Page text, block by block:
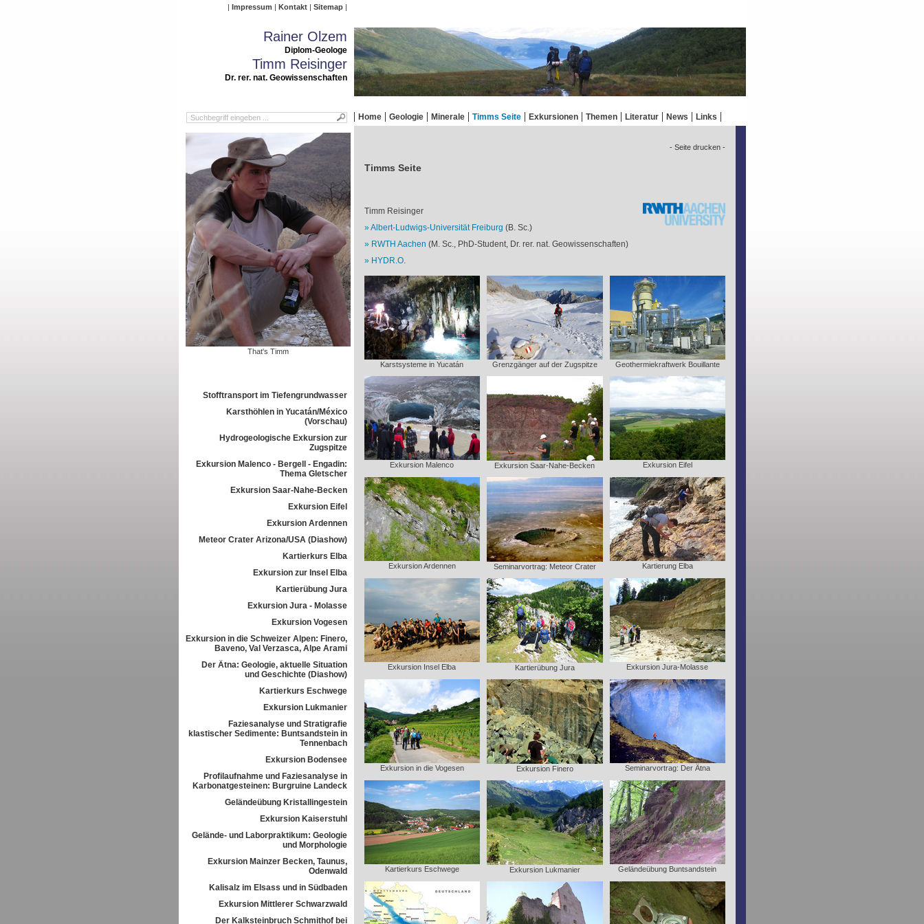
Impressum Kontakt Sitemap
Rainer Olzem
Diplom-Geologe
Timm Reisinger
Dr. rer. nat. Geowissenschaften
Home Geologie Minerale Timms Seite Exkursionen Themen Literatur News Links
That's Timm
Stofftransport im Tiefengrundwasser
Karsthöhlen in Yucatán/México
(Vorschau)
Hydrogeologische Exkursion zur
Zugspitze
Exkursion Malenco - Bergell - Engadin:
Thema Gletscher
Exkursion Saar-Nahe-Becken
Exkursion Eifel
Exkursion Ardennen
Meteor Crater Arizona/USA (Diashow)
Kartierkurs Elba
Exkursion zur Insel Elba
Kartierübung Jura
Exkursion Jura - Molasse
Exkursion Vogesen
Exkursion in die Schweizer Alpen: Finero,
Baveno, Val Verzasca, Alpe Arami
Der Ätna: Geologie, aktuelle Situation
und Geschichte (Diashow)
Kartierkurs Eschwege
Exkursion Lukmanier
Faziesanalyse und Stratigrafie
klastischer Sedimente: Buntsandstein in
Tennenbach
Exkursion Bodensee
Profilaufnahme und Faziesanalyse in
Karbonatgesteinen: Burgruine Landeck
Geländeübung Kristallingestein
Exkursion Kaiserstuhl
Gelände- und Laborpraktikum: Geologie
und Morphologie
Exkursion Mainzer Becken, Taunus,
Odenwald
Kalisalz im Elsass und in Südbaden
Exkursion Mittlerer Schwarzwald
Der Kalksteinbruch Schmithof bei
- Seite drucken -
Timms Seite
Timm Reisinger
Albert-Ludwigs-Universität Freiburg (B. Sc.)
RWTH Aachen (M. Sc., PhD-Student, Dr. rer. nat. Geowissenschaften)
HYDR.O.
Karstsysteme in Yucatán Grenzgänger auf der Zugspitze Geothermiekraftwerk Bouillante
Exkursion Malenco Exkursion Saar-Nahe-Becken Exkursion Eifel
Exkursion Ardennen Seminarvortrag: Meteor Crater Kartierung Elba
Exkursion Insel Elba Kartierübung Jura Exkursion Jura-Molasse
Exkursion in die Vogesen Exkursion Finero Seminarvortrag: Der Ätna
Kartierkurs Eschwege Exkursion Lukmanier Geländeübung Buntsandstein